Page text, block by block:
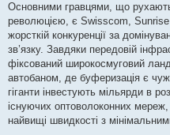
Основними гравцями, що
революцією, є Swisscom,
жорсткій конкуренції за
зв’язку. Завдяки передовій
фіксований широкосмуговий
автобаном, де буферизація є
гіганти інвестують мільярди в
існуючих оптоволоконних
найвищі швидкості з